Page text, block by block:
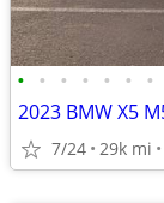
• • • • • • •
7/24 29k mi